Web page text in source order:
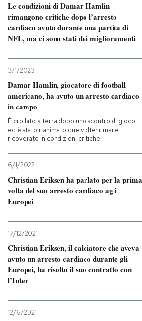
Entra
Le condizioni di Damar Hamlin
rimangono critiche dopo l’arresto
cardiaco avuto durante una partita di
NFL, ma ci sono stati dei miglioramenti
3/1/2023
Damar Hamlin, giocatore di football
americano, ha avuto un arresto cardiaco
in campo
È crollato a terra dopo uno scontro di gioco
ed è stato rianimato due volte: rimane
ricoverato in condizioni critiche
6/1/2022
Christian Eriksen ha parlato per la prima
volta del suo arresto cardiaco agli
Europei
17/12/2021
Christian Eriksen, il calciatore che aveva
avuto un arresto cardiaco durante gli
Europei, ha risolto il suo contratto con
l’Inter
12/6/2021